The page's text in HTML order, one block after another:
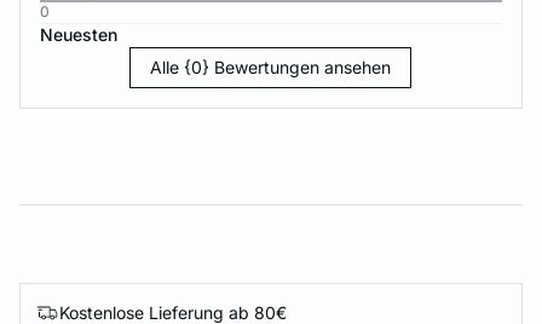
0
Neuesten
Alle {0} Bewertungen ansehen
Kostenlose Lieferung ab 80€